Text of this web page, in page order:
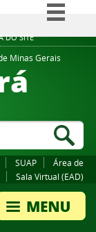
DO SITE
BR
Minas Gerais
SUAP
Área de
Sala Virtual (EAD)